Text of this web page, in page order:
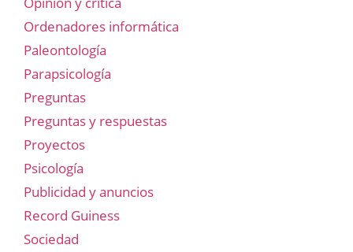
Ordenadores informática
Paleontología
Parapsicología
Preguntas
Preguntas y respuestas
Proyectos
Psicología
Publicidad y anuncios
Record Guiness
Sociedad